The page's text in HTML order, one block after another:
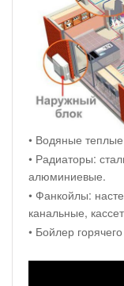
• Водяные
• Радиаторы:
алюминиевые.
• Фанкойлы:
канальные,
• Бойлер